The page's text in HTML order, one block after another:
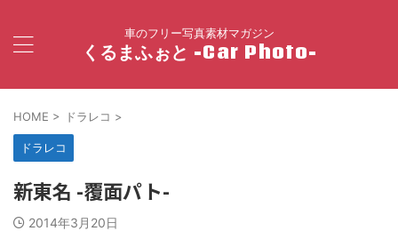
車のフリー写真素材マガジン
くるまふぉと -Car Photo-
HOME > ドラレコ >
ドラレコ
新東名 -覆面パト-
2014年3月20日